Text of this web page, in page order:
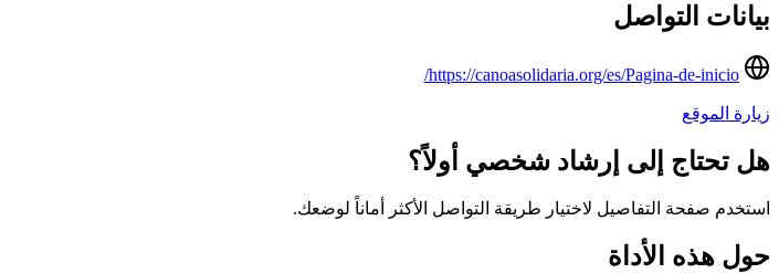
بيانات التواصل
https://canoasolidaria.org/es/Pagina-de-inicio/
زيارة الموقع
هل تحتاج إلى إرشاد شخصي أولاً؟
استخدم صفحة التفاصيل لاختيار طريقة التواصل الأكثر أماناً لوضعك.
حول هذه الأداة